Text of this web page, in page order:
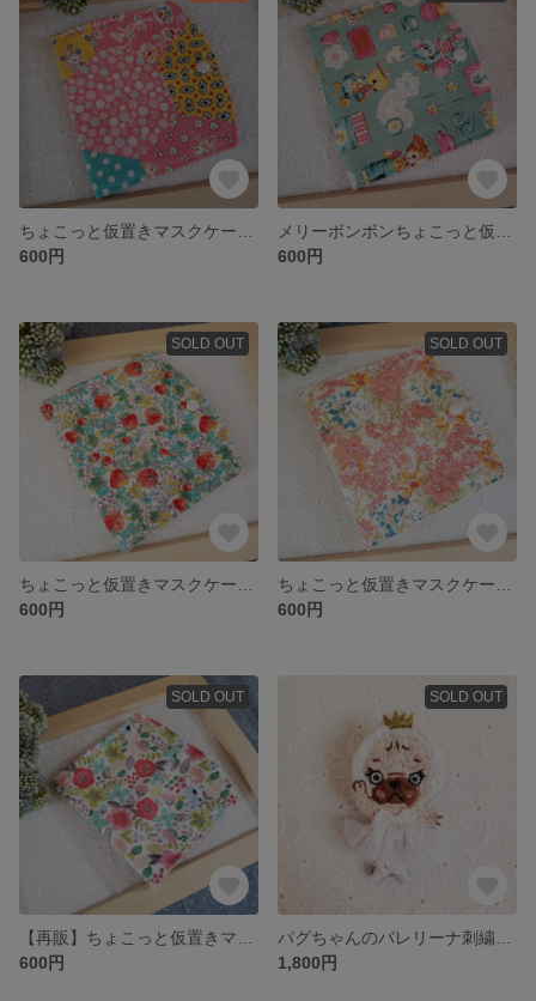
600円
600円
SOLD OUT
600円
SOLD OUT
600円
SOLD OUT
600円
SOLD OUT
1,800円